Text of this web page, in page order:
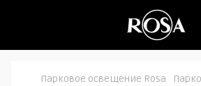
Парковое освещение Rosa